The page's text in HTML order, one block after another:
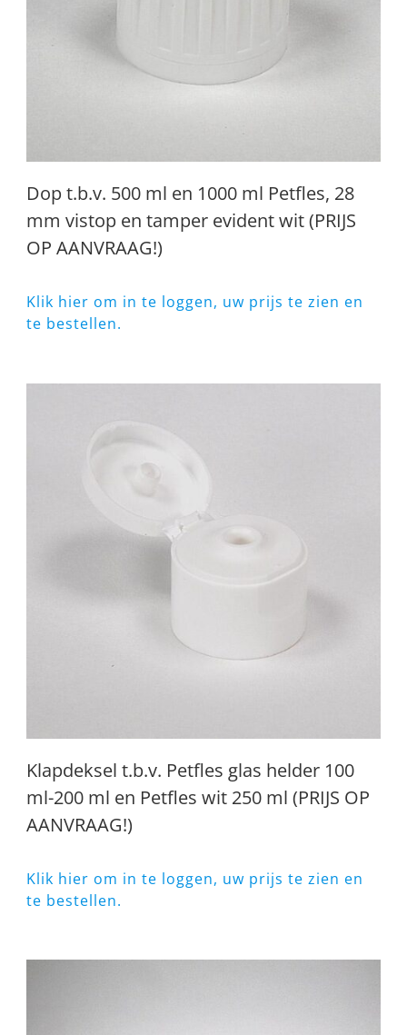
Dop t.b.v. 500 ml en 1000 ml Petfles, 28
mm vistop en tamper evident wit (PRIJS
OP AANVRAAG!)
Klik hier om in te loggen, uw prijs te zien en
te bestellen.
Klapdeksel t.b.v. Petfles glas helder 100
ml-200 ml en Petfles wit 250 ml (PRIJS OP
AANVRAAG!)
Klik hier om in te loggen, uw prijs te zien en
te bestellen.